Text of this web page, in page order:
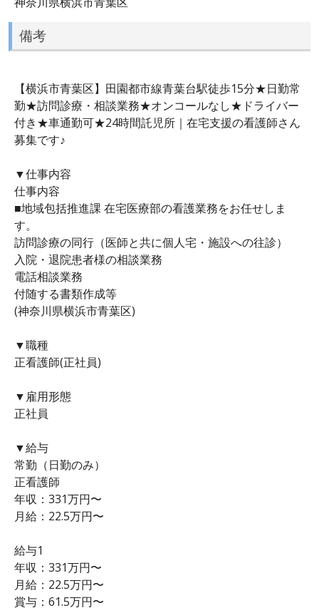
備考
【横浜市青葉区】田園都市線青葉台駅徒歩15分★日勤常
勤★訪問診療・相談業務★オンコールなし★ドライバー
付き★車通勤可★24時間託児所｜在宅支援の看護師さん
募集です♪
▼仕事内容
仕事内容
■地域包括推進課 在宅医療部の看護業務をお任せしま
す。
訪問診療の同行（医師と共に個人宅・施設への往診）
入院・退院患者様の相談業務
電話相談業務
付随する書類作成等
(神奈川県横浜市青葉区)
▼職種
正看護師(正社員)
▼雇用形態
正社員
▼給与
常勤（日勤のみ）
正看護師
年収：331万円〜
月給：22.5万円〜
給与1
年収：331万円〜
月給：22.5万円〜
賞与：61.5万円〜